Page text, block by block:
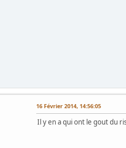
16 Février 2014, 14:56:05
Il y en a qui ont le gout du